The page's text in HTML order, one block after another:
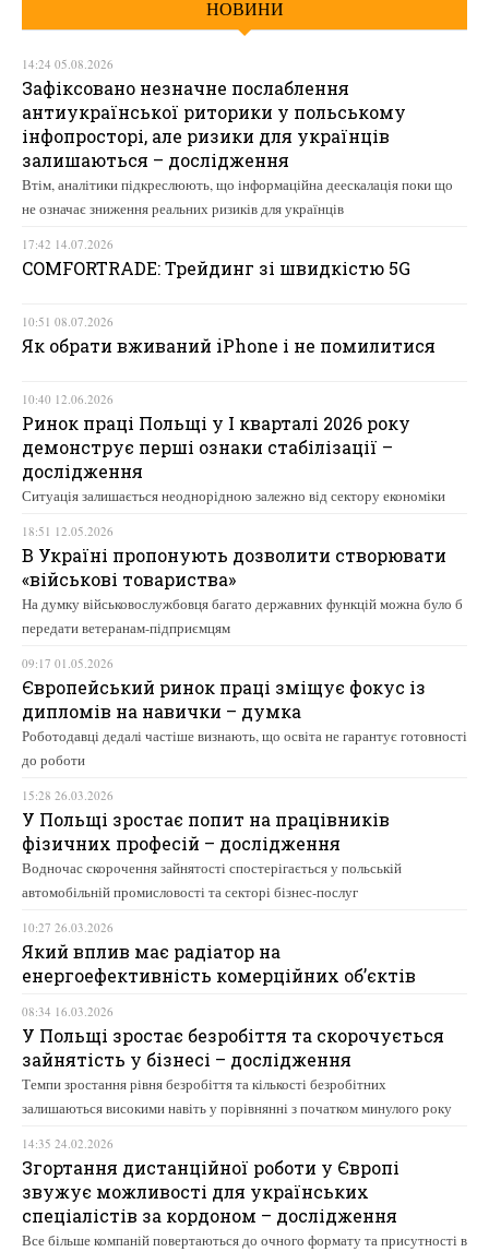
НОВИНИ
14:24 05.08.2026
Зафіксовано незначне послаблення
антиукраїнської риторики у польському
інфопросторі, але ризики для українців
залишаються – дослідження
Втім, аналітики підкреслюють, що інформаційна деескалація поки що
не означає зниження реальних ризиків для українців
17:42 14.07.2026
COMFORTRADE: Трейдинг зі швидкістю 5G
10:51 08.07.2026
Як обрати вживаний iPhone і не помилитися
10:40 12.06.2026
Ринок праці Польщі у І кварталі 2026 року
демонструє перші ознаки стабілізації –
дослідження
Ситуація залишається неоднорідною залежно від сектору економіки
18:51 12.05.2026
В Україні пропонують дозволити створювати
«військові товариства»
На думку військовослужбовця багато державних функцій можна було б
передати ветеранам-підприємцям
09:17 01.05.2026
Європейський ринок праці зміщує фокус із
дипломів на навички – думка
Роботодавці дедалі частіше визнають, що освіта не гарантує готовності
до роботи
15:28 26.03.2026
У Польщі зростає попит на працівників
фізичних професій – дослідження
Водночас скорочення зайнятості спостерігається у польській
автомобільній промисловості та секторі бізнес-послуг
10:27 26.03.2026
Який вплив має радіатор на
енергоефективність комерційних об’єктів
08:34 16.03.2026
У Польщі зростає безробіття та скорочується
зайнятість у бізнесі – дослідження
Темпи зростання рівня безробіття та кількості безробітних
залишаються високими навіть у порівнянні з початком минулого року
14:35 24.02.2026
Згортання дистанційної роботи у Європі
звужує можливості для українських
спеціалістів за кордоном – дослідження
Все більше компаній повертаються до очного формату та присутності в